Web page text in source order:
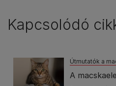
Kapcsolódó
Útmutatók a
A